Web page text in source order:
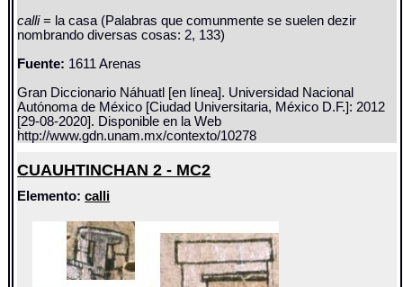
calli= la casa (Palabras que comunmente se suelen dezir
nombrando diversas cosas: 2, 133)
Fuente: 1611 Arenas
Gran Diccionario Náhuatl [en línea]. Universidad Nacional
Autónoma de México [Ciudad Universitaria, México D.F.]: 2012
[29-08-2020]. Disponible en la Web
http://www.gdn.unam.mx/contexto/10278
CUAUHTINCHAN 2 - MC2
Elemento:calli